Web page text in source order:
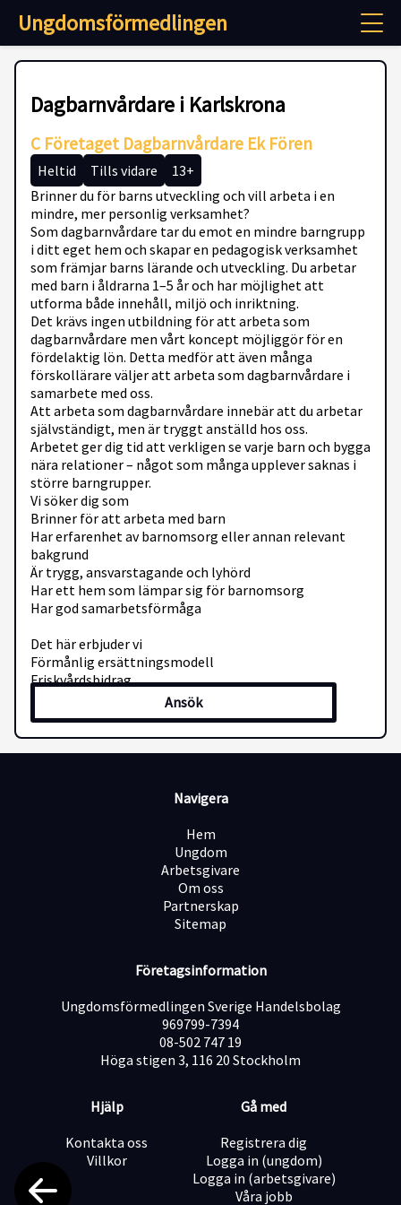
Ungdomsförmedlingen
Dagbarnvårdare i Karlskrona
C Företaget Dagbarnvårdare Ek Fören
Heltid Tills vidare
13+
Brinner du för barns utveckling och vill arbeta i en
mindre, mer personlig verksamhet?
Som dagbarnvårdare tar du emot en mindre barngrupp
i ditt eget hem och skapar en pedagogisk verksamhet
som främjar barns lärande och utveckling. Du arbetar
med barn i åldrarna 1–5 år och har möjlighet att
utforma både innehåll, miljö och inriktning.
Det krävs ingen utbildning för att arbeta som
dagbarnvårdare men vårt koncept möjliggör för en
fördelaktig lön. Detta medför att även många
förskollärare väljer att arbeta som dagbarnvårdare i
samarbete med oss.
Att arbeta som dagbarnvårdare innebär att du arbetar
självständigt, men är tryggt anställd hos oss.
Arbetet ger dig tid att verkligen se varje barn och bygga
nära relationer – något som många upplever saknas i
större barngrupper.
Vi söker dig som
Brinner för att arbeta med barn
Har erfarenhet av barnomsorg eller annan relevant
bakgrund
Är trygg, ansvarstagande och lyhörd
Har ett hem som lämpar sig för barnomsorg
Har god samarbetsförmåga
Det här erbjuder vi
Förmånlig ersättningsmodell
Friskvårdsbidrag
Pedagogiskt stöd, material och handledning
Hjälp med ekonomi, administration och regelverk
Ett digitalt nätverk för kollegialt lärande
Du kan även söka tillsammans med någon du vill arbeta
ansökan vem ni söker tillsammans med.
C Företaget har funnits sedan 2002 och är ett tryggt
alternativ för dig som vill arbeta självständigt i
samarbetar vi med över 70 dagbarnvårdare i 20
Varmt välkommen att fylla i vårt ansökningsformulär –
vi ser fram emot att höra från dig!
Ansök
Navigera
Hem
Ungdom
Arbetsgivare
Om oss
Partnerskap
Sitemap
Företagsinformation
Ungdomsförmedlingen Sverige Handelsbolag
969799-7394
08-502 747 19
Höga stigen 3, 116 20 Stockholm
Hjälp
Kontakta oss
Villkor
Gå med
Registrera dig
Logga in (ungdom)
Logga in (arbetsgivare)
Våra jobb